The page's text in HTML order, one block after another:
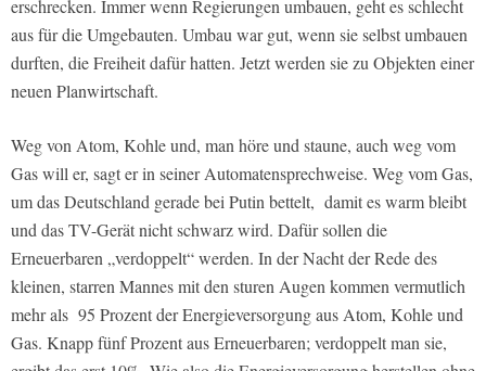
erschrecken. Immer wenn Regierungen umbauen, geht es schlecht
aus für die Umgebauten. Umbau war gut, wenn sie selbst umbauen
durften, die Freiheit dafür hatten. Jetzt werden sie zu Objekten einer
neuen Planwirtschaft.
Weg von Atom, Kohle und, man höre und staune, auch weg vom
Gas will er, sagt er in seiner Automatensprechweise. Weg vom Gas,
um das Deutschland gerade bei Putin bettelt, damit es warm bleibt
und das TV-Gerät nicht schwarz wird. Dafür sollen die
Erneuerbaren „verdoppelt“ werden. In der Nacht der Rede des
kleinen, starren Mannes mit den sturen Augen kommen vermutlich
mehr als 95 Prozent der Energieversorgung aus Atom, Kohle und
Gas. Knapp fünf Prozent aus Erneuerbaren; verdoppelt man sie,